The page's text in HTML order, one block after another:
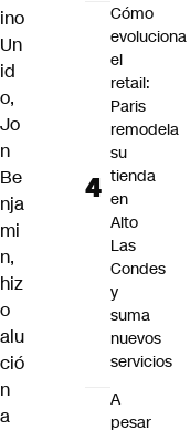
ino
Un
id
o,
Jo
n
Be
nja
mi
n,
hiz
o
alu
ció
n
a
Cómo
evoluciona
el
retail:
Paris
remodela
su
tienda
en
Alto
Las
Condes
y
suma
nuevos
servicios
A
pesar